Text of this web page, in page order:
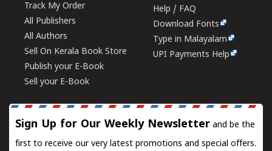
Track My Order
All Publishers
All Authors
Sell On Kerala Book Store
Publish your E-Book
Sell your E-Book
Help / FAQ
Download Fonts
Type in Malayalam
UPI Payments Help
Sign Up for Our Weekly Newsletter and be the
first to receive our very latest promotions and special offers.